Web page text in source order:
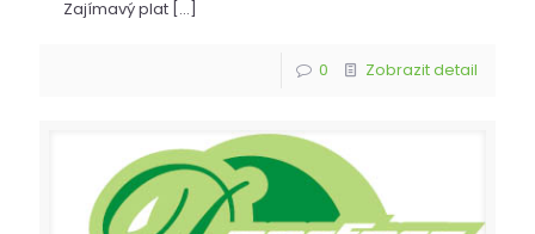
Zajímavý plat […]
0 Zobrazit detail